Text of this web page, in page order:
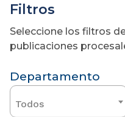
Filtros
Seleccione los filtros
publicaciones
Departamento
Todos